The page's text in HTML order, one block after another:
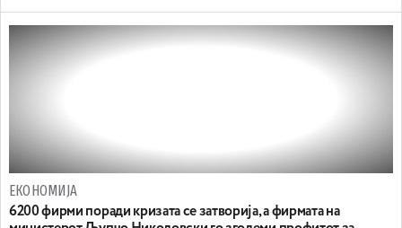
ЕКОНОМИЈА
6200 фирми поради кризата се затворија, а фирмата на